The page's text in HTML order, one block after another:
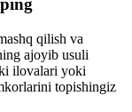
qilish va
ajoyib usuli
ilovalari yoki
topishingiz